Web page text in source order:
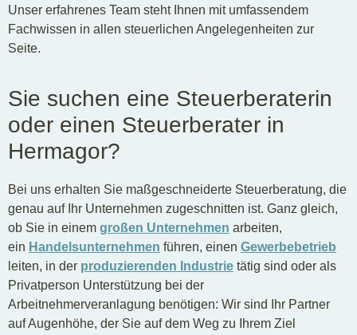
Unser erfahrenes Team steht Ihnen mit umfassendem
Fachwissen in allen steuerlichen Angelegenheiten zur
Seite.
Sie suchen eine Steuerberaterin
oder einen Steuerberater in
Hermagor?
Bei uns erhalten Sie maßgeschneiderte Steuerberatung, die
genau auf Ihr Unternehmen zugeschnitten ist. Ganz gleich,
ob Sie in einem großen Unternehmen arbeiten,
ein Handelsunternehmen führen, einen Gewerbebetrieb
leiten, in der produzierenden Industrie tätig sind oder als
Privatperson Unterstützung bei der
Arbeitnehmerveranlagung benötigen: Wir sind Ihr Partner
auf Augenhöhe, der Sie auf dem Weg zu Ihrem Ziel